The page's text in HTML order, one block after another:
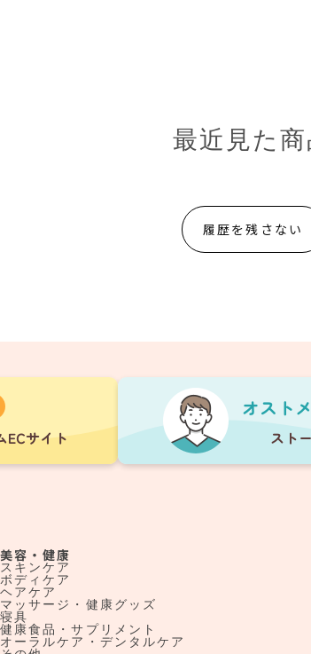
最近見た商
履歴を残さない
美容・健康
スキンケア
ボディケア
ヘアケア
マッサージ・健康グッズ
寝具
健康食品・サプリメント
オーラルケア・デンタルケア